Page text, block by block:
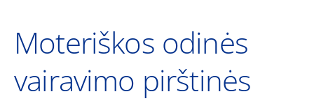
Moteriškos odinės
vairavimo pirštinės